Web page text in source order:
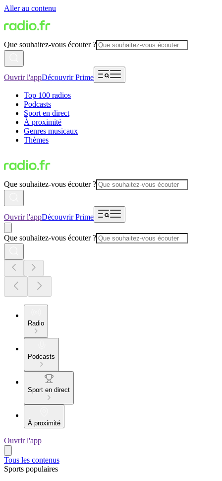
Aller au contenu
Que souhaitez-vous écouter ?
Ouvrir l'appDécouvrir Prime
Top 100 radios
Podcasts
Sport en direct
À proximité
Genres musicaux
Thèmes
Que souhaitez-vous écouter ?
Ouvrir l'appDécouvrir Prime
Que souhaitez-vous écouter ?
Radio
Podcasts
Sport en direct
À proximité
Ouvrir l'app
Tous les contenus
Sports populaires